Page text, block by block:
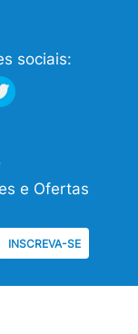
sociais:
e Ofertas
INSCREVA-SE